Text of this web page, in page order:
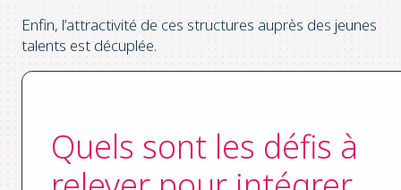
Enfin, l’attractivité de ces structures auprès des jeunes
talents est décuplée.
Quels sont les défis à